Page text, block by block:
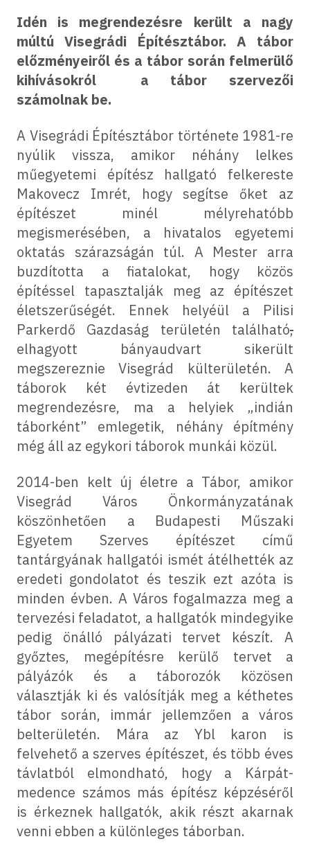
Idén is megrendezésre került a nagy
múltú Visegrádi Építésztábor. A tábor
előzményeiről és a tábor során felmerülő
kihívásokról a tábor szervezői
számolnak be.
A Visegrádi Építésztábor története 1981-re
nyúlik vissza, amikor néhány lelkes
műegyetemi építész hallgató felkereste
Makovecz Imrét, hogy segítse őket az
építészet minél mélyrehatóbb
megismerésében, a hivatalos egyetemi
oktatás szárazságán túl. A Mester arra
buzdította a fiatalokat, hogy közös
építéssel tapasztalják meg az építészet
életszerűségét. Ennek helyéül a Pilisi
Parkerdő Gazdaság területén található,
elhagyott bányaudvart sikerült
megszereznie Visegrád külterületén. A
táborok két évtizeden át kerültek
megrendezésre, ma a helyiek „indián
táborként” emlegetik, néhány építmény
még áll az egykori táborok munkái közül.
2014-ben kelt új életre a Tábor, amikor
Visegrád Város Önkormányzatának
köszönhetően a Budapesti Műszaki
Egyetem Szerves építészet című
tantárgyának hallgatói ismét átélhették az
eredeti gondolatot és teszik ezt azóta is
minden évben. A Város fogalmazza meg a
tervezési feladatot, a hallgatók mindegyike
pedig önálló pályázati tervet készít. A
győztes, megépítésre kerülő tervet a
pályázók és a táborozók közösen
választják ki és valósítják meg a kéthetes
tábor során, immár jellemzően a város
belterületén. Mára az Ybl karon is
felvehető a szerves építészet, és több éves
távlatból elmondható, hogy a Kárpát-
medence számos más építész képzéséről
is érkeznek hallgatók, akik részt akarnak
venni ebben a különleges táborban.